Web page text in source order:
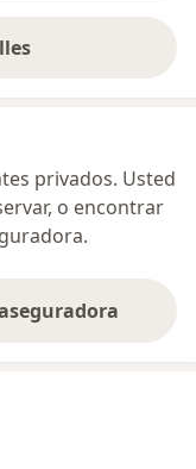
privados. Usted
o encontrar